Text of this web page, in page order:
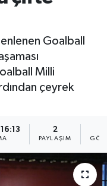
Goalball
Milli
çeyrek
2
PAYLAŞIM